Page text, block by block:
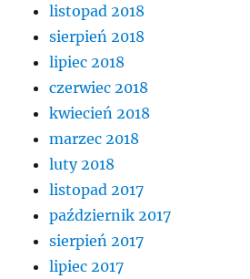
listopad 2018
sierpień 2018
lipiec 2018
czerwiec 2018
kwiecień 2018
marzec 2018
luty 2018
listopad 2017
październik 2017
sierpień 2017
lipiec 2017